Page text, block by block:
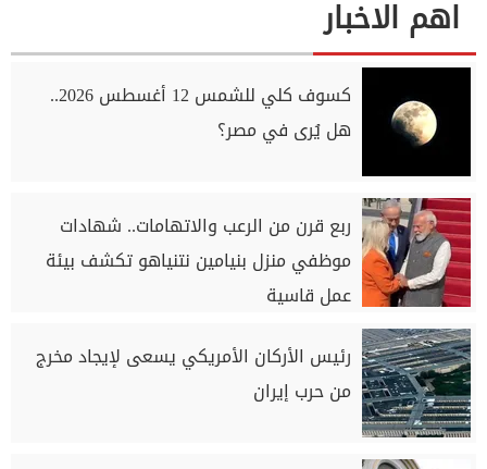
اهم الاخبار
كسوف كلي للشمس 12 أغسطس 2026..
هل يُرى في مصر؟
ربع قرن من الرعب والاتهامات.. شهادات
موظفي منزل بنيامين نتنياهو تكشف بيئة
عمل قاسية
رئيس الأركان الأمريكي يسعى لإيجاد مخرج
من حرب إيران